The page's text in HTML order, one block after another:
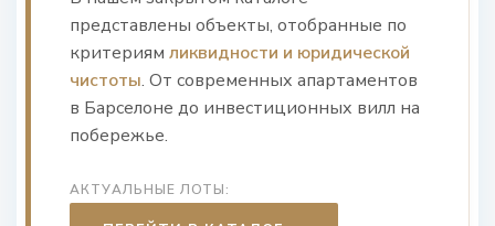
представлены объекты, отобранные по
критериямликвидности и юридической
чистоты. От современных апартаментов
в Барселоне до инвестиционных вилл на
побережье.
АКТУАЛЬНЫЕ ЛОТЫ: